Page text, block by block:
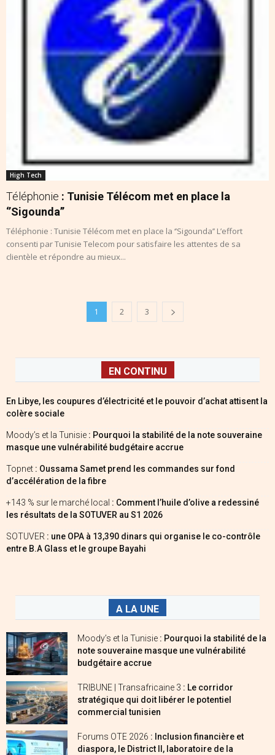
High Tech
Téléphonie : Tunisie Télécom met en place la
‘’Sigounda’’
Téléphonie : Tunisie Télécom met en place la ‘’Sigounda’’ L’effort
consenti par Tunisie Telecom pour satisfaire les attentes de sa
clientèle et répondre au mieux...
1 2 3
EN CONTINU
En Libye, les coupures d’électricité et le pouvoir d’achat attisent la
colère sociale
Moody’s et la Tunisie : Pourquoi la stabilité de la note souveraine
masque une vulnérabilité budgétaire accrue
Topnet : Oussama Samet prend les commandes sur fond
d’accélération de la fibre
+143 % sur le marché local : Comment l’huile d’olive a redessiné
les résultats de la SOTUVER au S1 2026
SOTUVER : une OPA à 13,390 dinars qui organise le co-contrôle
entre B.A Glass et le groupe Bayahi
A LA UNE
Moody’s et la Tunisie : Pourquoi la stabilité de la
note souveraine masque une vulnérabilité
budgétaire accrue
TRIBUNE | Transafricaine 3 : Le corridor
stratégique qui doit libérer le potentiel
commercial tunisien
Forums OTE 2026 : Inclusion financière et
diaspora, le District II, laboratoire de la